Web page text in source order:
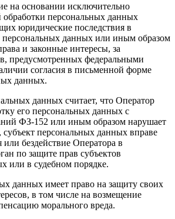
на основании исключительно
обработки персональных данных
юридические последствия в
персональных данных или иным образом
и законные интересы, за
предусмотренных федеральными
согласия в письменной форме
данных.
данных считает, что Оператор
его персональных данных с
ФЗ-152 или иным образом нарушает
субъект персональных данных вправе
или бездействие Оператора в
по защите прав субъектов
или в судебном порядке.
данных имеет право на защиту своих
в том числе на возмещение
морального вреда.